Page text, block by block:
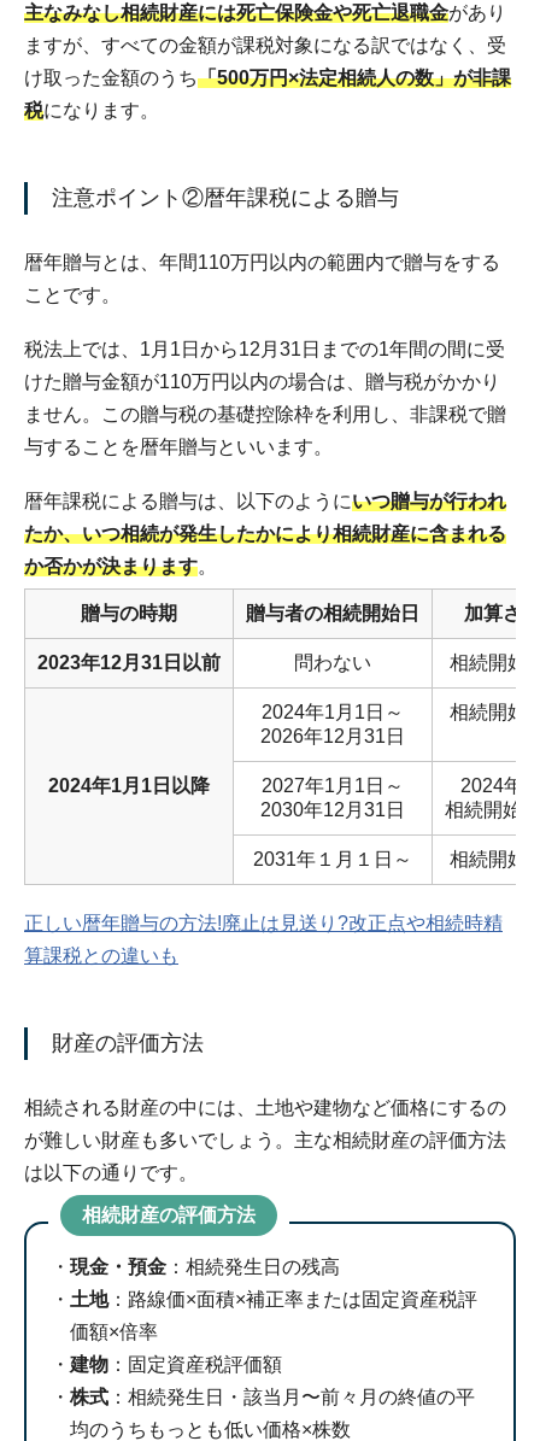
主なみなし相続財産には死亡保険金や死亡退職金があり
ますが、すべての金額が課税対象になる訳ではなく、受
け取った金額のうち「500万円×法定相続人の数」が非課
税になります。
注意ポイント②暦年課税による贈与
暦年贈与とは、年間110万円以内の範囲内で贈与をする
ことです。
税法上では、1月1日から12月31日までの1年間の間に受
けた贈与金額が110万円以内の場合は、贈与税がかかり
ません。この贈与税の基礎控除枠を利用し、非課税で贈
与することを暦年贈与といいます。
暦年課税による贈与は、以下のようにいつ贈与が行われ
たか、いつ相続が発生したかにより相続財産に含まれる
か否かが決まります。
贈与の時期 贈与者の相続開始日 加算さ
2023年12月31日以前 問わない 相続開始
2024年1月1日以降
2024年1月1日～
2026年12月31日
相続開始
2027年1月1日～
2030年12月31日
2024年1
相続開始
2031年１月１日～ 相続開始
正しい暦年贈与の方法!廃止は見送り?改正点や相続時精
算課税との違いも
財産の評価方法
相続される財産の中には、土地や建物など価格にするの
が難しい財産も多いでしょう。主な相続財産の評価方法
は以下の通りです。
相続財産の評価方法
現金・預金 ：相続発生日の残高
土地：路線価×面積×補正率または固定資産税評
価額×倍率
建物 ：固定資産税評価額
株式 ：相続発生日・該当月〜前々月の終値の平
均のうちもっとも低い価格×株数